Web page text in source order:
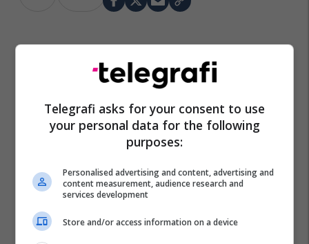
Telegrafi asks for your consent to use
your personal data for the following
purposes:
Personalised advertising and content, advertising and
content measurement, audience research and
services development
Store and/or access information on a device